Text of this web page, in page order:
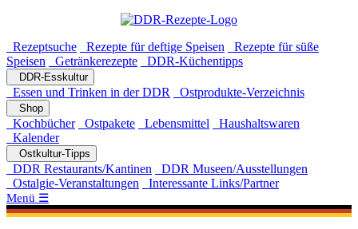
Rezeptsuche Rezepte für deftige Speisen
Rezepte für süße
Speisen
Getränkerezepte DDR-Küchentipps
DDR-Esskultur
Essen und Trinken in der DDR Ostprodukte-Verzeichnis
Shop
Kochbücher Ostpakete Lebensmittel
Haushaltswaren
Kalender
Ostkultur-Tipps
DDR Restaurants/Kantinen
DDR Museen/Ausstellungen
Ostalgie-Veranstaltungen
Interessante Links/Partner
Menü ☰